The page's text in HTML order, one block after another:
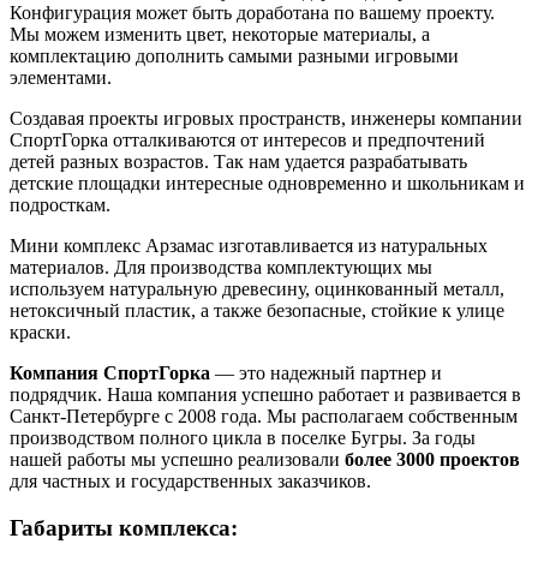
Конфигурация может быть доработана по вашему проекту.
Мы можем изменить цвет, некоторые материалы, а
комплектацию дополнить самыми разными игровыми
элементами.
Создавая проекты игровых пространств, инженеры компании
СпортГорка отталкиваются от интересов и предпочтений
детей разных возрастов. Так нам удается разрабатывать
детские площадки интересные одновременно и школьникам и
подросткам.
Мини комплекс Арзамас изготавливается из натуральных
материалов. Для производства комплектующих мы
используем натуральную древесину, оцинкованный металл,
нетоксичный пластик, а также безопасные, стойкие к улице
краски.
Компания СпортГорка — это надежный партнер и
подрядчик. Наша компания успешно работает и развивается в
Санкт-Петербурге с 2008 года. Мы располагаем собственным
производством полного цикла в поселке Бугры. За годы
нашей работы мы успешно реализовали более 3000 проектов
для частных и государственных заказчиков.
Габариты комплекса: